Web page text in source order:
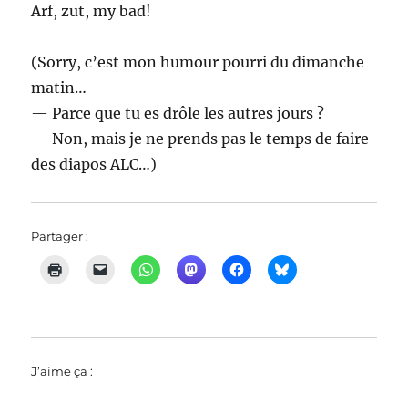
Arf, zut, my bad!
(Sorry, c’est mon humour pourri du dimanche
matin…
— Parce que tu es drôle les autres jours ?
— Non, mais je ne prends pas le temps de faire
des diapos ALC…)
Partager :
J’aime ça :